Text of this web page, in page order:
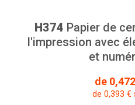
H374 Papier de
l'impression avec
et
de
de 0,393 €